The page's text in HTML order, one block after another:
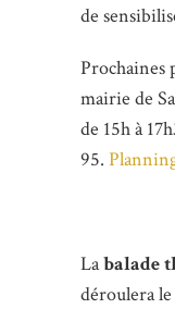
de
Prochaines
mairie de
de 15h à
95.
Labalade
déroulera le